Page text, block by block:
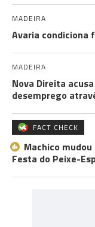
MADEIRA
Avaria condiciona
MADEIRA
Nova Direita
desemprego
FACT CHECK
Machico
Festa do Peixe-